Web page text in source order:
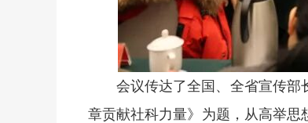
会议传达了全国、全省宣传部
章贡献社科力量》为题，从高举